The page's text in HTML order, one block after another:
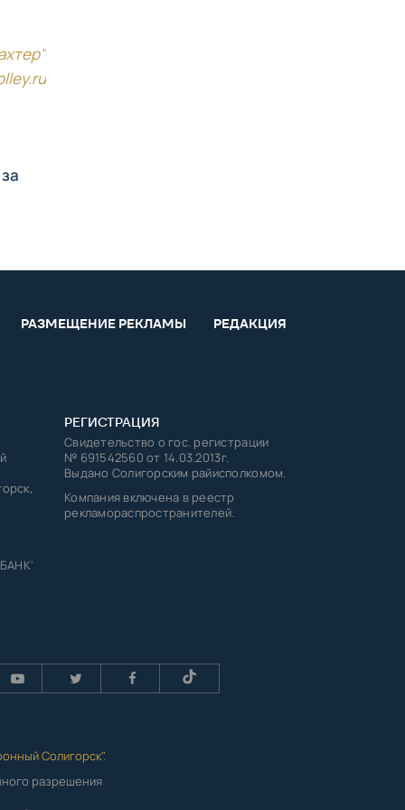
РАЗМЕЩЕНИЕ РЕКЛАМЫ РЕДАКЦИЯ
РЕГИСТРАЦИЯ
Свидетельство о гос. регистрации
№ 691542560 от 14.03.2013г.
Выдано Солигорским райисполкомом.
Компания включена в реестр
рекламораспространителей.
Солигорск".
разрешения